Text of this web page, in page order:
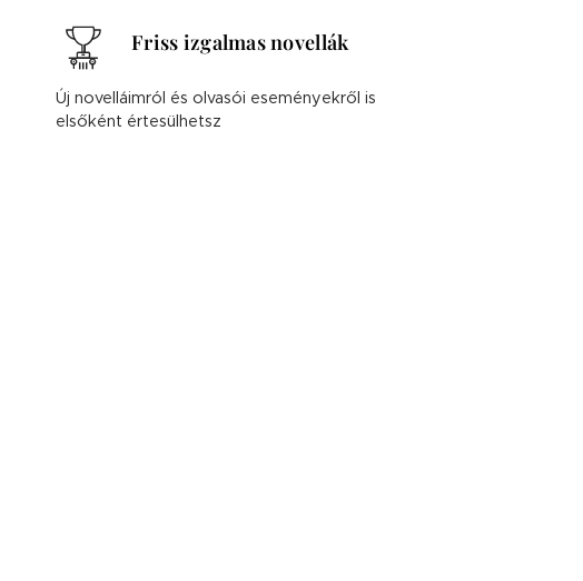
Friss izgalmas novellák
Új novelláimról és olvasói eseményekről is
elsőként értesülhetsz